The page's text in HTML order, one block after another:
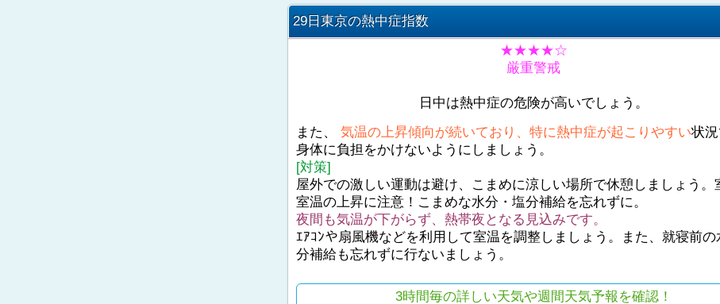
29日東京の熱中症指数
★★★★☆
厳重警戒
日中は熱中症の危険が高いでしょう。
また、 気温の上昇傾向が続いており、特に熱中症が起こりやすい状況
身体に負担をかけないようにしましょう。
[対策]
屋外での激しい運動は避け、こまめに涼しい場所で休憩しましょう。
室温の上昇に注意！こまめな水分・塩分補給を忘れずに。
夜間も気温が下がらず、熱帯夜となる見込みです。
ｴｱｺﾝや扇風機などを利用して室温を調整しましょう。また、就寝前の
分補給も忘れずに行ないましょう。
3時間毎の詳しい天気や週間天気予報を確認！